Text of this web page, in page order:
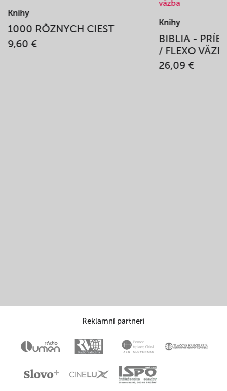
Knihy
1000 RÔZNYCH CIEST
9,60 €
Knihy
BIBLIA -
/ FLEXO
26,09 €
Reklamní partneri